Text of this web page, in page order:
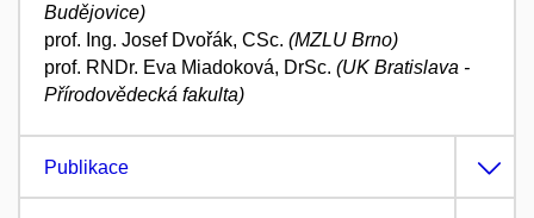
Budějovice)
prof. Ing. Josef Dvořák, CSc. (MZLU Brno)
prof. RNDr. Eva Miadoková, DrSc. (UK Bratislava -
Přírodovědecká fakulta)
Publikace